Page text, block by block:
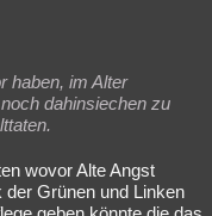
haben, im Alter
dahinsiechen zu
wovor Alte Angst
Grünen und Linken